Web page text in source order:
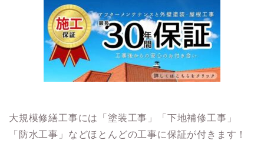
大規模修繕工事には「塗装工事」「下地補修工事」
「防水工事」などほとんどの工事に保証が付きます！